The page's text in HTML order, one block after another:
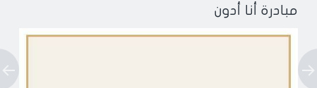
مبادرة أنا أدون